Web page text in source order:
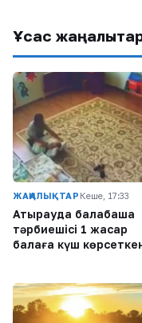
Ұқсас
ЖАҢАЛЫҚТАР Кеше, 17:33
Атырауда балабақша
тәрбиешісі 1 жасар
балаға күш